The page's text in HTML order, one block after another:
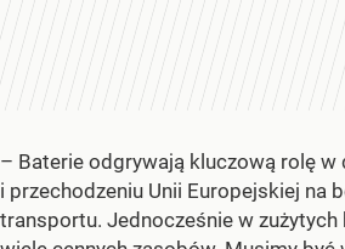
– Baterie odgrywają kluczową rolę w
i przechodzeniu Unii Europejskiej na
transportu. Jednocześnie w zużytych